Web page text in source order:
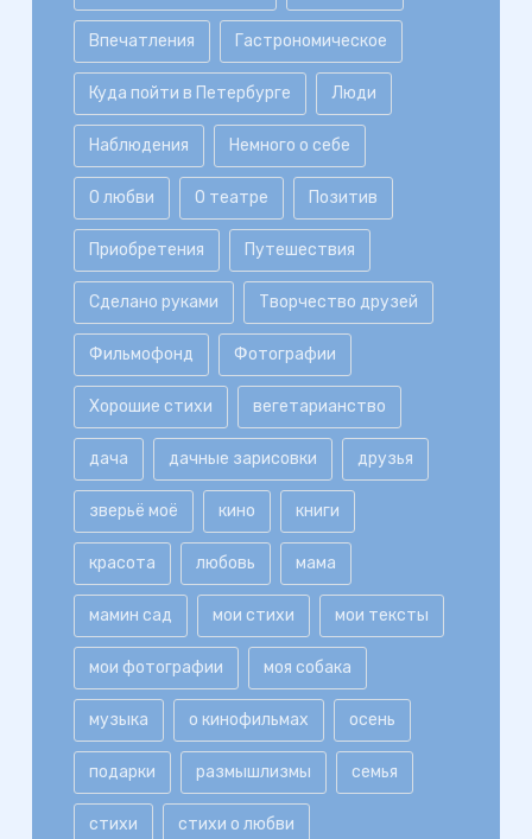
Впечатления Гастрономическое
Куда пойти в Петербурге Люди
Наблюдения Немного о себе
О любви О театре Позитив
Приобретения Путешествия
Сделано руками Творчество друзей
Фильмофонд Фотографии
Хорошие стихи вегетарианство
дача дачные зарисовки друзья
зверьё моё кино книги
красота любовь мама
мамин сад мои стихи мои тексты
мои фотографии моя собака
музыка о кинофильмах осень
подарки размышлизмы семья
стихи стихи о любви